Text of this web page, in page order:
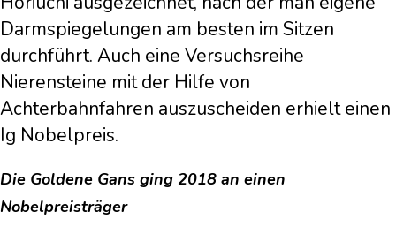
Darmspiegelungen am besten im Sitzen
durchführt. Auch eine Versuchsreihe
Nierensteine mit der Hilfe von
Achterbahnfahren auszuscheiden erhielt einen
Ig Nobelpreis.
Die Goldene Gans ging 2018 an einen
Nobelpreisträger